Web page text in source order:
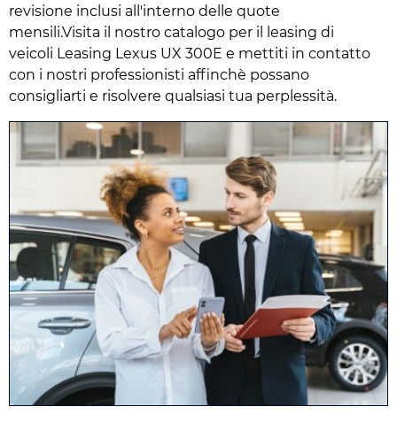
revisione inclusi all'interno delle quote
mensili.Visita il nostro catalogo per il leasing di
veicoli Leasing Lexus UX 300E e mettiti in contatto
con i nostri professionisti affinchè possano
consigliarti e risolvere qualsiasi tua perplessità.